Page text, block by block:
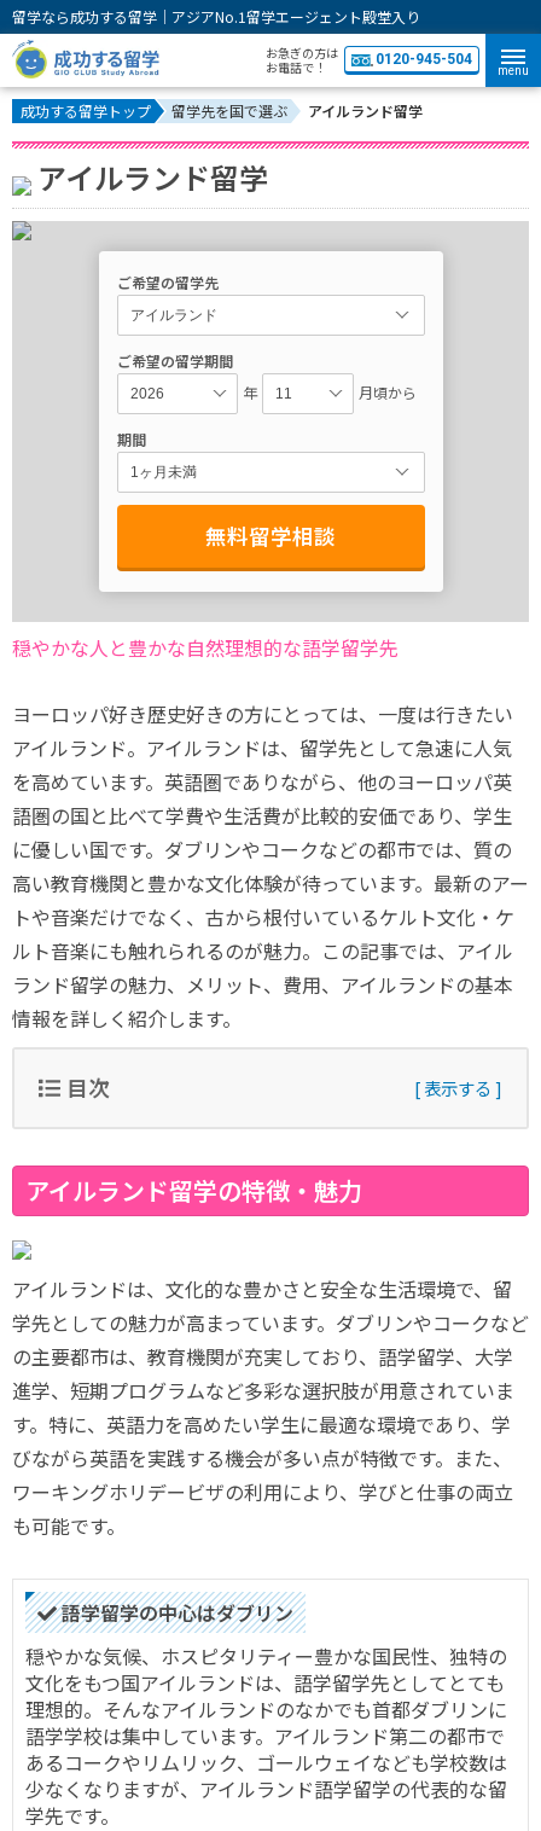
留学なら成功する留学｜アジアNo.1留学エージェント殿堂入り
お急ぎの方は
お電話で！
0120-945-504
menu
成功する留学トップ 留学先を国で選ぶ アイルランド留学
アイルランド留学
ご希望の留学先
ご希望の留学期間
年
月頃から
期間
無料留学相談
穏やかな人と豊かな自然理想的な語学留学先
ヨーロッパ好き歴史好きの方にとっては、一度は行きたい
アイルランド。アイルランドは、留学先として急速に人気
を高めています。英語圏でありながら、他のヨーロッパ英
語圏の国と比べて学費や生活費が比較的安価であり、学生
に優しい国です。ダブリンやコークなどの都市では、質の
高い教育機関と豊かな文化体験が待っています。最新のアー
トや音楽だけでなく、古から根付いているケルト文化・ケ
ルト音楽にも触れられるのが魅力。この記事では、アイル
ランド留学の魅力、メリット、費用、アイルランドの基本
情報を詳しく紹介します。
目次
アイルランド留学の特徴・魅力
アイルランドは、文化的な豊かさと安全な生活環境で、留
学先としての魅力が高まっています。ダブリンやコークなど
の主要都市は、教育機関が充実しており、語学留学、大学
進学、短期プログラムなど多彩な選択肢が用意されていま
す。特に、英語力を高めたい学生に最適な環境であり、学
びながら英語を実践する機会が多い点が特徴です。また、
ワーキングホリデービザの利用により、学びと仕事の両立
も可能です。
語学留学の中心はダブリン
穏やかな気候、ホスピタリティー豊かな国民性、独特の
文化をもつ国アイルランドは、語学留学先としてとても
理想的。そんなアイルランドのなかでも首都ダブリンに
語学学校は集中しています。アイルランド第二の都市で
あるコークやリムリック、ゴールウェイなども学校数は
少なくなりますが、アイルランド語学留学の代表的な留
学先です。